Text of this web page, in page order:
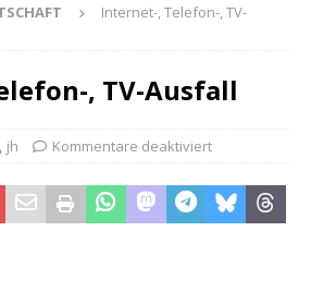
Internet-, Telefon-, TV-
, TV-Ausfall
jh Kommentare deaktiviert